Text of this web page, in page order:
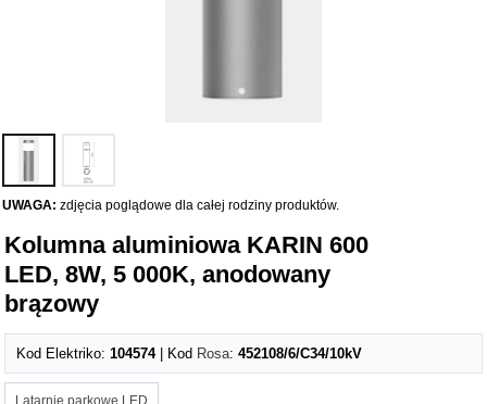
UWAGA: zdjęcia poglądowe dla całej rodziny produktów.
Kolumna aluminiowa KARIN 600
LED, 8W, 5 000K, anodowany
brązowy
Kod Elektriko:104574 | Kod Rosa:452108/6/C34/10kV
Latarnie parkowe LED